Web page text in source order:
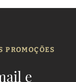
PROMOÇÕES
e